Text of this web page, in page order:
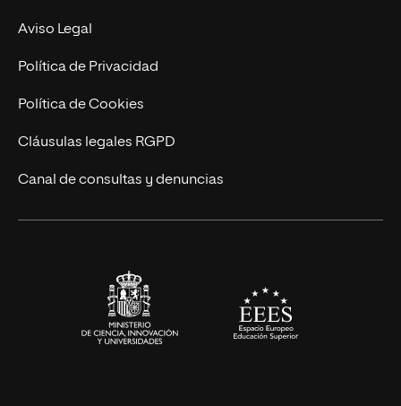
Experto Universitario
Postgrados
Cursos Universitarios
Nuestro Equipo
Trabaja en UNIR
Actualidad
UNIR Revista
Eventos
Aviso Legal
Política de Privacidad
Política de Cookies
Cláusulas legales RGPD
Canal de consultas y denuncias